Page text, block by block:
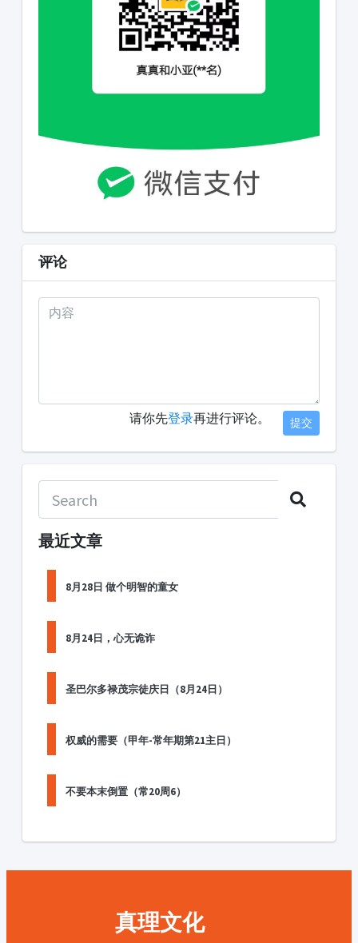
评论
请你先登录再进行评论。 提交
最近文章
8月28日 做个明智的童女
8月24日，心无诡诈
圣巴尔多禄茂宗徒庆日（8月24日）
权威的需要（甲年-常年期第21主日）
不要本末倒置（常20周6）
真理文化